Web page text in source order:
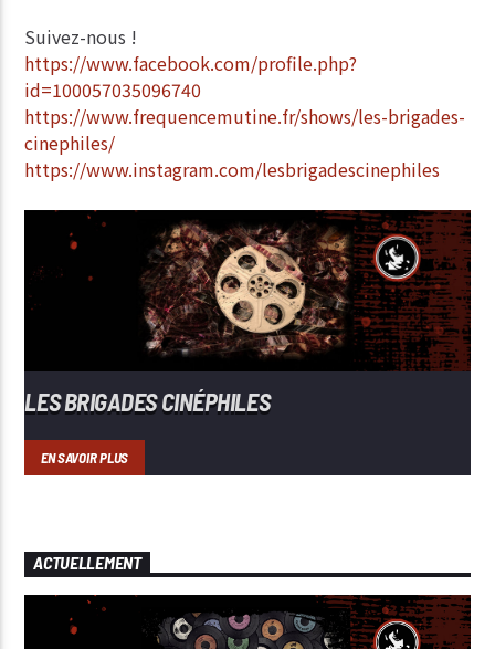
Suivez-nous !
https://www.facebook.com/profile.php?
id=100057035096740
https://www.frequencemutine.fr/shows/les-brigades-
cinephiles/
https://www.instagram.com/lesbrigadescinephiles
LES BRIGADES CINÉPHILES
EN SAVOIR PLUS
ACTUELLEMENT